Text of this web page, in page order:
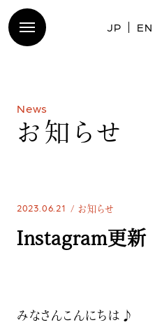
JP EN
News
お 知 ら せ
2023.06.21 お知らせ
Instagram更新
みなさんこんにちは♪